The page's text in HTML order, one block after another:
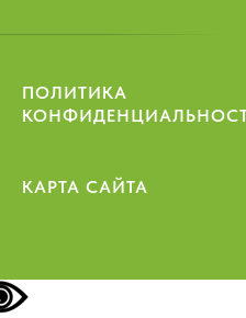
ПОЛИТИКА
КАРТА САЙТА